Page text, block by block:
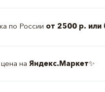
по России от 2500 р. или
на Яндекс.Маркет✨